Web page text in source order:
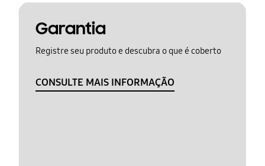
Garantia
Registre seu produto e descubra o que é coberto
CONSULTE MAIS INFORMAÇÃO